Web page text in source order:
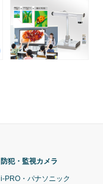
防犯・監視カメラ
i-PRO・パナソニック